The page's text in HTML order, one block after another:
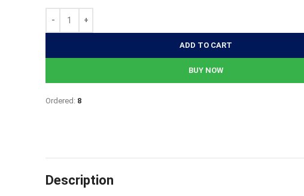
3,990৳.
ADD TO CART
BUY NOW
Ordered: 8
Description